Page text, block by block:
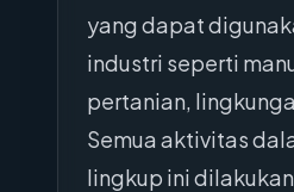
yang dapat
industri seperti
pertanian,
Semua aktivitas
lingkup ini